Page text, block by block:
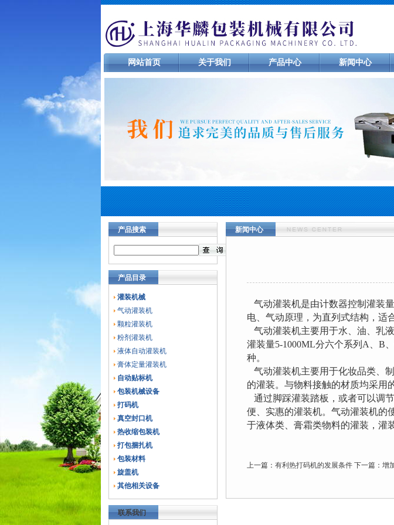
网站首页 关于我们 产品中心 新闻中心
产品搜索
产品目录
灌装机械
气动灌装机
颗粒灌装机
粉剂灌装机
液体自动灌装机
膏体定量灌装机
自动贴标机
包装机械设备
打码机
真空封口机
热收缩包装机
打包捆扎机
包装材料
旋盖机
其他相关设备
联系我们
新闻中心
气动灌装机是由计数器控制灌装
电、气动原理，为直列式结构，适
气动灌装机主要用于水、油、乳
灌装量5-1000ML分六个系列A、B
种。
气动灌装机主要用于化妆品类、
的灌装。与物料接触的材质均采用
通过脚踩灌装踏板，或者可以调
便、实惠的灌装机。气动灌装机的
于液体类、膏霜类物料的灌装，灌
上一篇： 有利热打码机的发展条件 下一篇： 增